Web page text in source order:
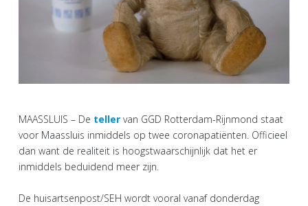
MAASSLUIS – De teller van GGD Rotterdam-Rijnmond staat
voor Maassluis inmiddels op twee coronapatiënten. Officieel
dan want de realiteit is hoogstwaarschijnlijk dat het er
inmiddels beduidend meer zijn.
De huisartsenpost/SEH wordt vooral vanaf donderdag